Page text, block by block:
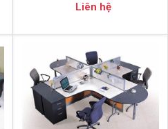
Liên hệ